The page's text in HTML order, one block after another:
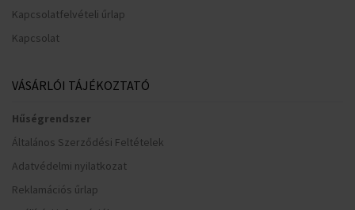
Kapcsolatfelvételi űrlap
Kapcsolat
VÁSÁRLÓI TÁJÉKOZTATÓ
Hűségrendszer
Általános Szerződési Feltételek
Adatvédelmi nyilatkozat
Reklamációs űrlap